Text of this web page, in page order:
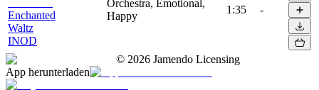
Enchanted
Waltz
INOD
Orchestra, Emotional,
Happy
1:35 -
© 2026 Jamendo Licensing
App herunterladen